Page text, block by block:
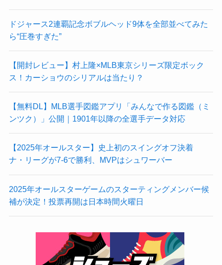
ドジャース2連覇記念ボブルヘッド9体を全部並べてみた
ら“圧巻すぎた”
【開封レビュー】村上隆×MLB東京シリーズ限定ボック
ス！カーショウのシリアルは当たり？
【無料DL】MLB選手図鑑アプリ「みんなで作る図鑑（ミ
ンツク）」公開｜1901年以降の全選手データ対応
【2025年オールスター】史上初のスイングオフ決着
ナ・リーグが7-6で勝利、MVPはシュワーバー
2025年オールスターゲームのスターティングメンバー候
補が決定！投票再開は日本時間火曜日